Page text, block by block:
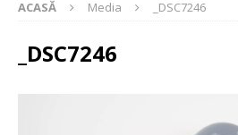
ACASĂ Media _DSC7246
_DSC7246